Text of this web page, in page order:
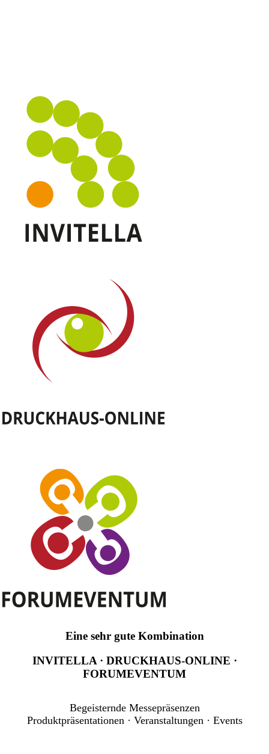
Eine sehr gute Kombination
INVITELLA · DRUCKHAUS-ONLINE ·
FORUMEVENTUM
Begeisternde Messepräsenzen
Produktpräsentationen · Veranstaltungen · Events